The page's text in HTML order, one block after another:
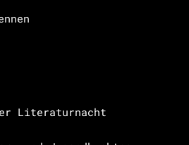
Literaturnacht